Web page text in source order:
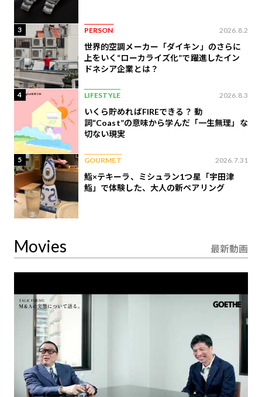
3 PERSON 2026.8.2
世界的空調メーカー「ダイキン」のさらに
上をいく“ローカライズ化”で躍進したイン
ドネシア企業とは？
4 LIFESTYLE 2026.8.3
いくら貯めればFIREできる？ 動
詞“Coast”の意味から学んだ「一生無理」な
切ない現実
5 GOURMET 2026.7.31
鮨×テキーラ、ミシュラン1つ星「宇田津
鮨」で体験した、大人の新ペアリング
Movies 最新動画